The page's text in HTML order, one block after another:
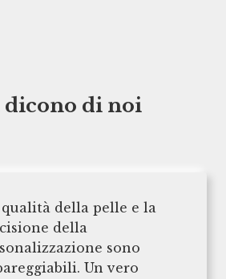
dicono di noi
qualità della pelle e la
della
sono
Un vero